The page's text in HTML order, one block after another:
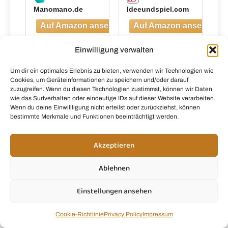
Einwilligung verwalten
Um dir ein optimales Erlebnis zu bieten, verwenden wir Technologien wie
Cookies, um Geräteinformationen zu speichern und/oder darauf
zuzugreifen. Wenn du diesen Technologien zustimmst, können wir Daten
wie das Surfverhalten oder eindeutige IDs auf dieser Website verarbeiten.
Wenn du deine Einwillligung nicht erteilst oder zurückziehst, können
bestimmte Merkmale und Funktionen beeinträchtigt werden.
Akzeptieren
Ablehnen
Einstellungen ansehen
Cookie-RichtliniePrivacy PolicyImpressum
Manomano.de Ideeundspiel.com
Ninja Blast Max Tragbarer